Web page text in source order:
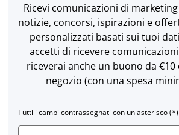
Ricevi comunicazioni di marketing
notizie, concorsi, ispirazioni e
personalizzati basati sui tuoi
accetti di ricevere
riceverai anche un buono da
negozio (con una spesa
Tutti i campi contrassegnati con un asterisco